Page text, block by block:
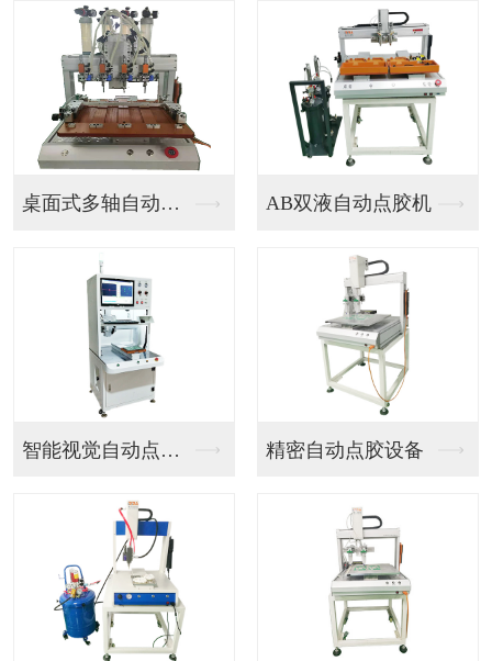
桌面式多轴自动点胶机 AB双液自动点胶机
智能视觉自动点胶机器... 精密自动点胶设备